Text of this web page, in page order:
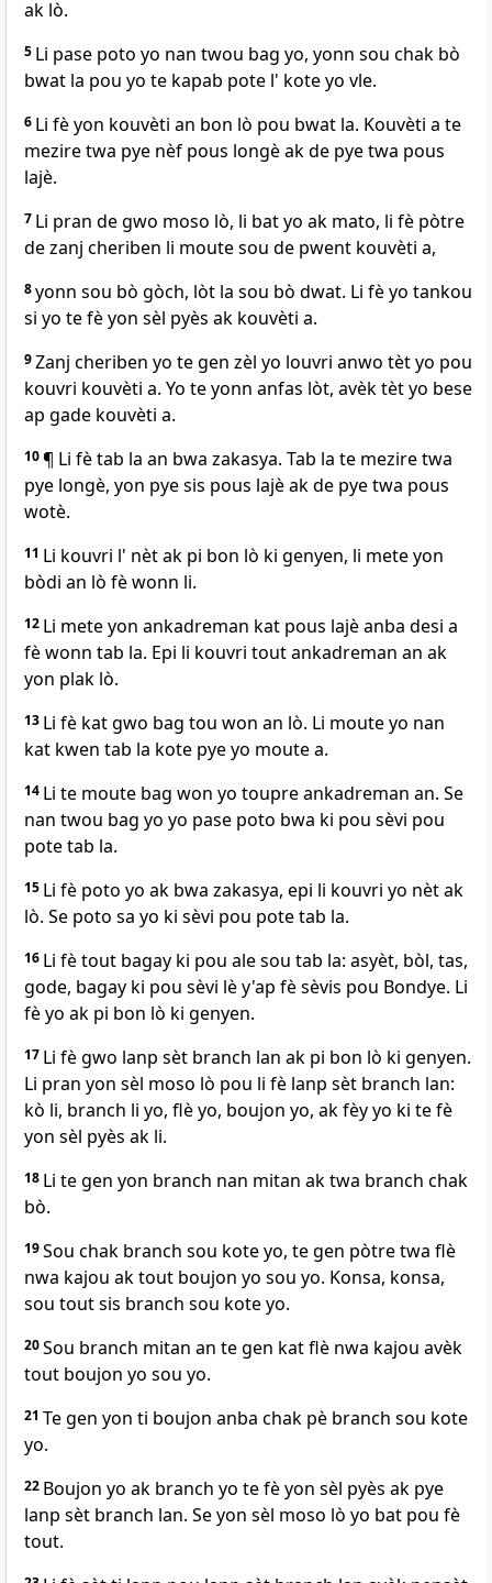
ak lò.
5 Li pase poto yo nan twou bag yo, yonn sou chak bò
bwat la pou yo te kapab pote l' kote yo vle.
6 Li fè yon kouvèti an bon lò pou bwat la. Kouvèti a te
mezire twa pye nèf pous longè ak de pye twa pous
lajè.
7 Li pran de gwo moso lò, li bat yo ak mato, li fè pòtre
de zanj cheriben li moute sou de pwent kouvèti a,
8yonn sou bò gòch, lòt la sou bò dwat. Li fè yo tankou
si yo te fè yon sèl pyès ak kouvèti a.
9Zanj cheriben yo te gen zèl yo louvri anwo tèt yo pou
kouvri kouvèti a. Yo te yonn anfas lòt, avèk tèt yo bese
ap gade kouvèti a.
10¶ Li fè tab la an bwa zakasya. Tab la te mezire twa
pye longè, yon pye sis pous lajè ak de pye twa pous
wotè.
11 Li kouvri l' nèt ak pi bon lò ki genyen, li mete yon
bòdi an lò fè wonn li.
12 Li mete yon ankadreman kat pous lajè anba desi a
fè wonn tab la. Epi li kouvri tout ankadreman an ak
yon plak lò.
13 Li fè kat gwo bag tou won an lò. Li moute yo nan
kat kwen tab la kote pye yo moute a.
14 Li te moute bag won yo toupre ankadreman an. Se
nan twou bag yo yo pase poto bwa ki pou sèvi pou
pote tab la.
15 Li fè poto yo ak bwa zakasya, epi li kouvri yo nèt ak
lò. Se poto sa yo ki sèvi pou pote tab la.
16 Li fè tout bagay ki pou ale sou tab la: asyèt, bòl, tas,
gode, bagay ki pou sèvi lè y'ap fè sèvis pou Bondye. Li
fè yo ak pi bon lò ki genyen.
17 Li fè gwo lanp sèt branch lan ak pi bon lò ki genyen.
Li pran yon sèl moso lò pou li fè lanp sèt branch lan:
kò li, branch li yo, flè yo, boujon yo, ak fèy yo ki te fè
yon sèl pyès ak li.
18 Li te gen yon branch nan mitan ak twa branch chak
bò.
19Sou chak branch sou kote yo, te gen pòtre twa flè
nwa kajou ak tout boujon yo sou yo. Konsa, konsa,
sou tout sis branch sou kote yo.
20Sou branch mitan an te gen kat flè nwa kajou avèk
tout boujon yo sou yo.
21 Te gen yon ti boujon anba chak pè branch sou kote
yo.
22 Boujon yo ak branch yo te fè yon sèl pyès ak pye
lanp sèt branch lan. Se yon sèl moso lò yo bat pou fè
tout.